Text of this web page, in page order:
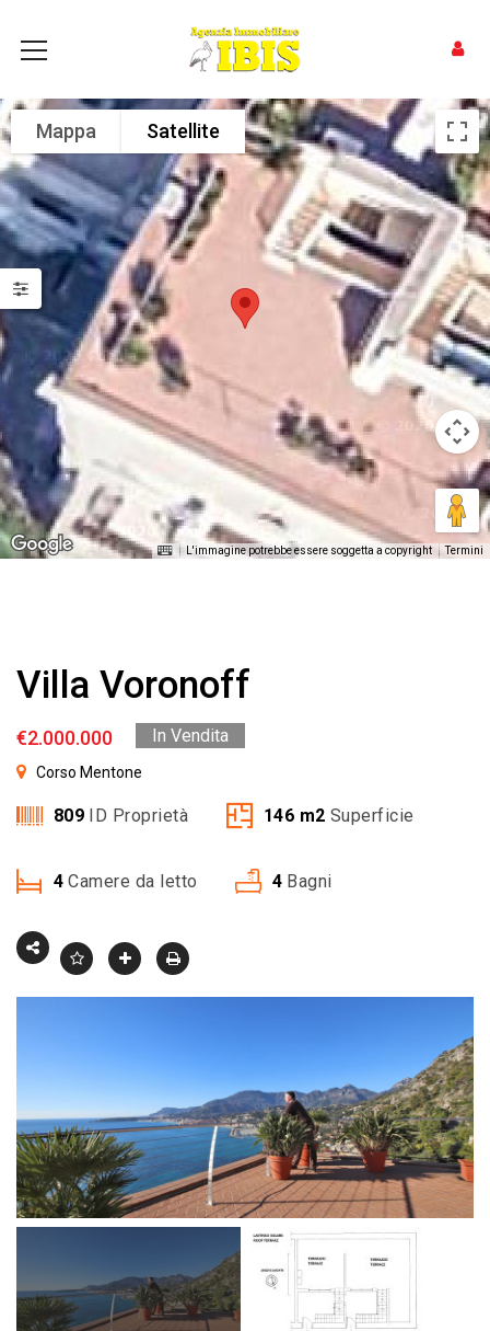
Mappa Satellite
L'immagine potrebbe essere soggetta a copyright Termini
Villa Voronoff
€2.000.000 In Vendita
Corso Mentone
809 ID Proprietà 146 m2 Superficie
4 Camere da letto 4 Bagni